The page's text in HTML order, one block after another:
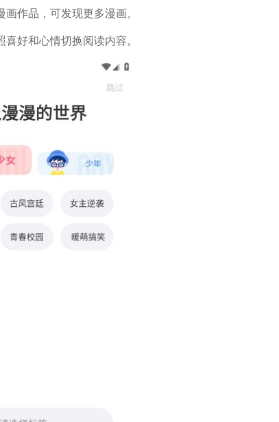
作品，可发现更多漫画。
好和心情切换阅读内容。